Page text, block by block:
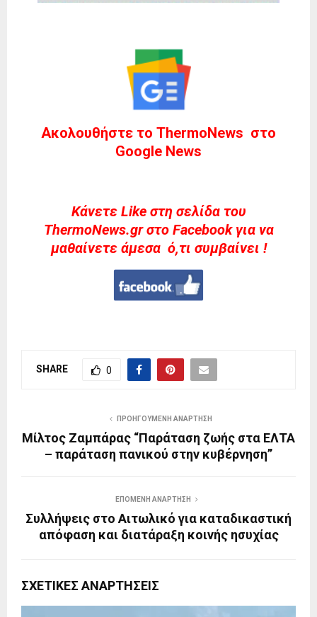
Ακολουθήστε το ThermoNews στο
Google News
Kάνετε Like στη σελίδα του
ThermoNews.gr στο Facebook για να
μαθαίνετε άμεσα ό,τι συμβαίνει !
SHARE 0
ΠΡΟΗΓΟΎΜΕΝΗ ΑΝΆΡΤΗΣΗ
Μίλτος Ζαμπάρας “Παράταση ζωής στα ΕΛΤΑ
– παράταση πανικού στην κυβέρνηση”
ΕΠΌΜΕΝΗ ΑΝΆΡΤΗΣΗ
Συλλήψεις στο Αιτωλικό για καταδικαστική
απόφαση και διατάραξη κοινής ησυχίας
ΣΧΕΤΙΚΈΣ ΑΝΑΡΤΉΣΕΙΣ